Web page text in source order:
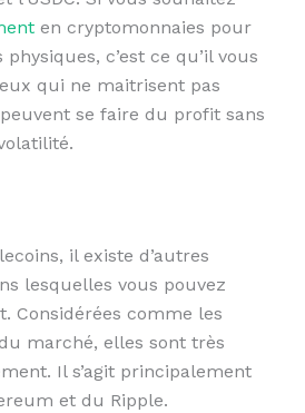
en cryptomonnaies pour
c’est ce qu’il vous
qui ne maitrisent pas
se faire du profit sans
il existe d’autres
lesquelles vous pouvez
Considérées comme les
marché, elles sont très
Il s’agit principalement
et du Ripple.